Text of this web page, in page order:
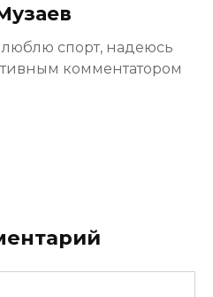
люблю спорт, надеюсь
комментатором